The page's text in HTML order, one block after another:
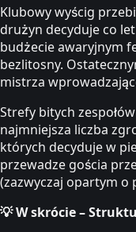
Klubowy wyścig
drużyn decyduje co
budżecie awaryjnym
bezlitosny.
mistrza
Strefy bitych
najmniejsza liczba
których decyduje w
przewadze gościa
(zazwyczaj opartym o
💡 W skrócie –